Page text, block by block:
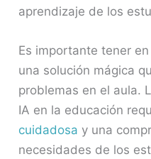
aprendizaje de los
Es importante tener
una solución mágica
problemas en el aula.
IA en la educación
cuidadosa y una
necesidades de los